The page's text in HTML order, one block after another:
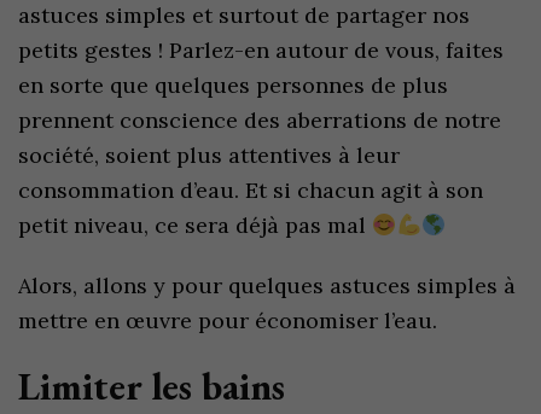
astuces simples et surtout de partager nos
petits gestes ! Parlez-en autour de vous, faites
en sorte que quelques personnes de plus
prennent conscience des aberrations de notre
société, soient plus attentives à leur
consommation d’eau. Et si chacun agit à son
petit niveau, ce sera déjà pas mal
Alors, allons y pour quelques astuces simples à
mettre en œuvre pour économiser l’eau.
Limiter les bains